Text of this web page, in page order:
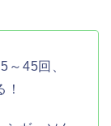
～45回、